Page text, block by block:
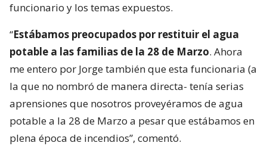
funcionario y los temas expuestos.
“Estábamos preocupados por restituir el agua
potable a las familias de la 28 de Marzo. Ahora
me entero por Jorge también que esta funcionaria (a
la que no nombró de manera directa- tenía serias
aprensiones que nosotros proveyéramos de agua
potable a la 28 de Marzo a pesar que estábamos en
plena época de incendios”, comentó.